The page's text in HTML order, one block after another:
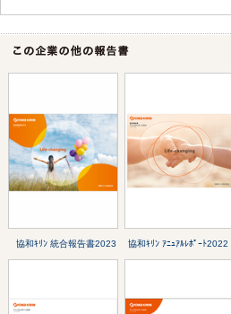
協和ｷﾘﾝ 統合報告書2023 協和ｷﾘﾝ ｱﾆｭｱﾙﾚﾎﾟｰﾄ2022